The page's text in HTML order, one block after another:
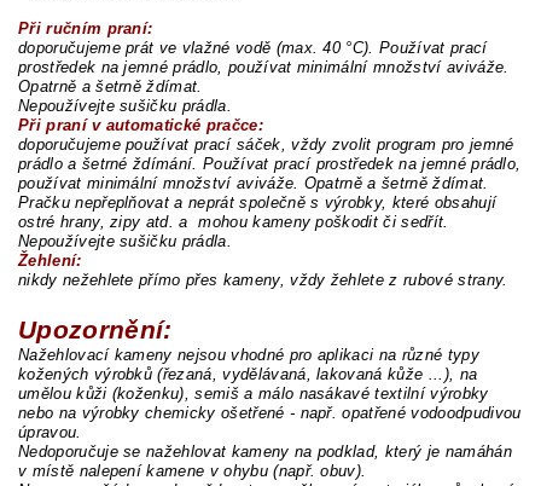
Při ručním praní:
doporučujeme prát ve vlažné vodě (max. 40 °C). Používat prací
prostředek na jemné prádlo, používat minimální množství aviváže.
Opatrně a šetrně ždímat.
Nepoužívejte sušičku prádla.
Při praní v automatické pračce:
doporučujeme používat prací sáček, vždy zvolit program pro jemné
prádlo a šetrné ždímání. Používat prací prostředek na jemné prádlo,
používat minimální množství aviváže. Opatrně a šetrně ždímat.
Pračku nepřeplňovat a neprát společně s výrobky, které obsahují
ostré hrany, zipy atd. a mohou kameny poškodit či sedřít.
Nepoužívejte sušičku prádla.
Žehlení:
nikdy nežehlete přímo přes kameny, vždy žehlete z rubové strany.
Upozornění:
Nažehlovací kameny nejsou vhodné pro aplikaci na různé typy
kožených výrobků (řezaná, vydělávaná, lakovaná kůže ...), na
umělou kůži (koženku), semiš a málo nasákavé textilní výrobky
nebo na výrobky chemicky ošetřené - např. opatřené vodoodpudivou
úpravou.
Nedoporučuje se nažehlovat kameny na podklad, který je namáhán
v místě nalepení kamene v ohybu (např. obuv).